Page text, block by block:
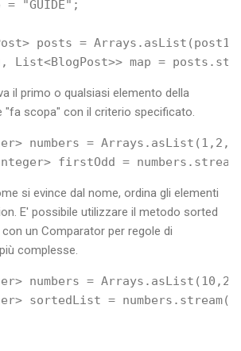
"GUIDE";
posts =
il primo o qualsiasi elemento della
"fa scopa" con il criterio specificato.
numbers =
firstOdd =
si evince dal nome, ordina gli elementi
E' possibile utilizzare il metodo sorted
un Comparator per regole di
complesse.
numbers =
sortedList =